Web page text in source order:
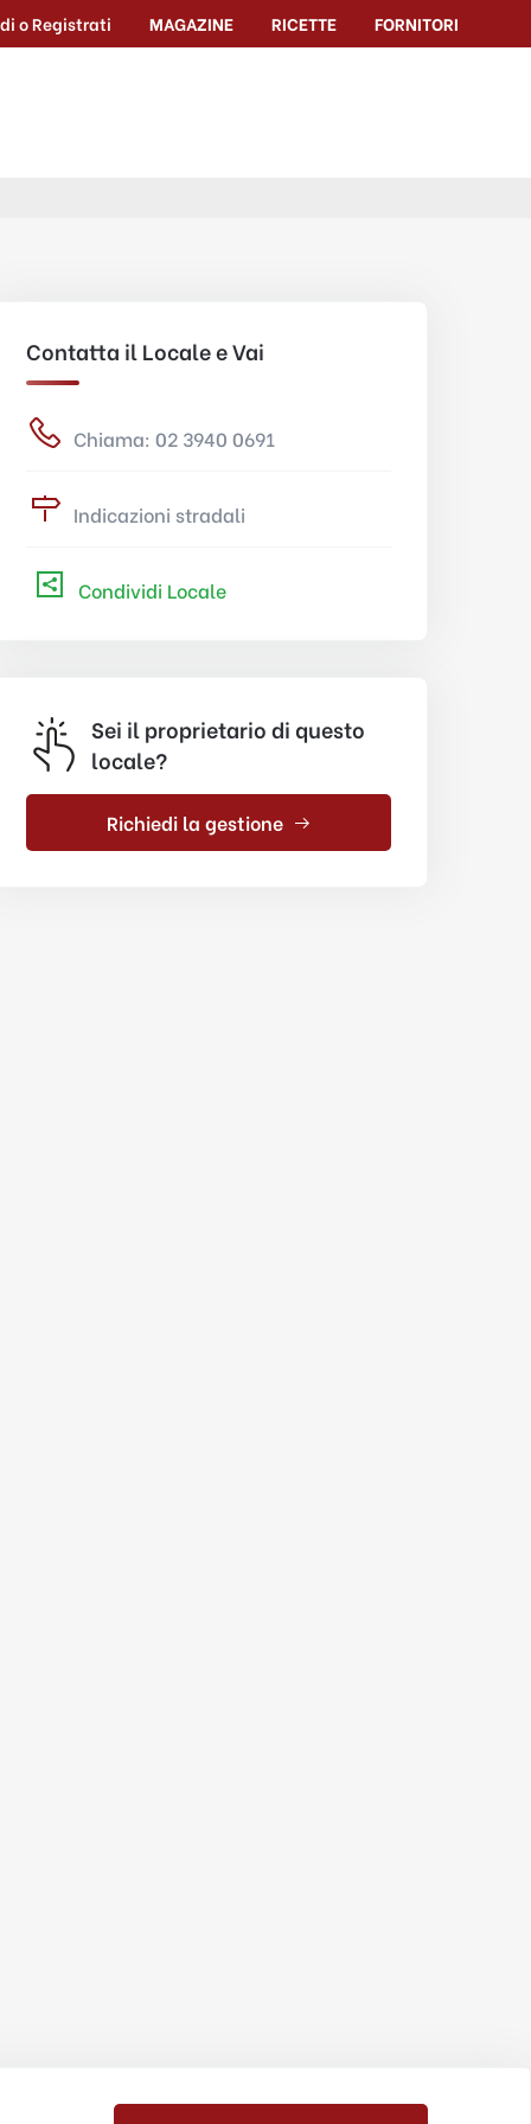
o Registrati MAGAZINE RICETTE FORNITORI
Contatta il Locale e Vai
Chiama: 02 3940 0691
Indicazioni stradali
Condividi Locale
Sei il proprietario di questo
locale?
Richiedi la gestione